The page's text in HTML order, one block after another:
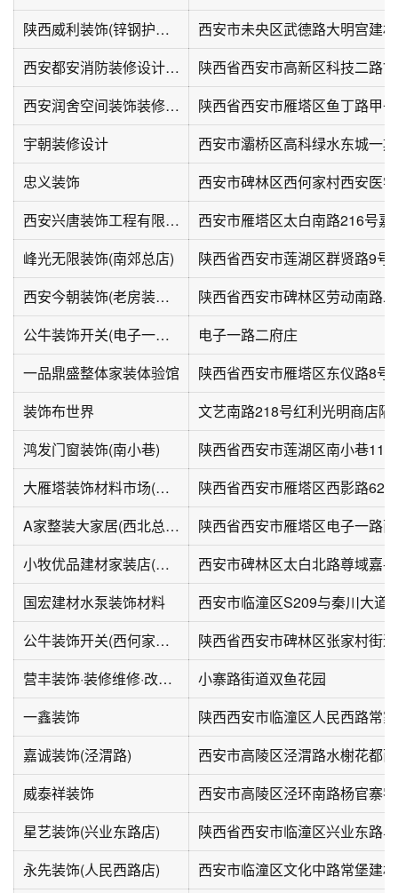
陕西威利装饰(锌钢护栏·不锈钢)
西安都安消防装修设计工程有限公司
西安润舍空间装饰装修工程部
陕西省西安市雁塔区鱼丁路甲
宇朝装修设计
西安市灞桥区高科绿水东城一
忠义装饰
西安兴唐装饰工程有限公司
西安市雁塔区太白南路216号
峰光无限装饰(南郊总店)
西安今朝装饰(老房装修家居体验中心)
公牛装饰开关(电子一路店)
电子一路二府庄
一品鼎盛整体家装体验馆
陕西省西安市雁塔区东仪路8号
装饰布世界
文艺南路218号红利光明商店隔
鸿发门窗装饰(南小巷)
陕西省西安市莲湖区南小巷111
大雁塔装饰材料市场(西影路店)
陕西省西安市雁塔区西影路621
A家整装大家居(西北总部)
小牧优品建材家装店(太白北路店)
西安市碑林区太白北路尊域嘉-
国宏建材水泵装饰材料
公牛装饰开关(西何家村店)
陕西省西安市碑林区张家村街
营丰装饰·装修维修·改造设计维保
小寨路街道双鱼花园
一鑫装饰
嘉诚装饰(泾渭路)
西安市高陵区泾渭路水榭花都
威泰祥装饰
星艺装饰(兴业东路店)
永先装饰(人民西路店)